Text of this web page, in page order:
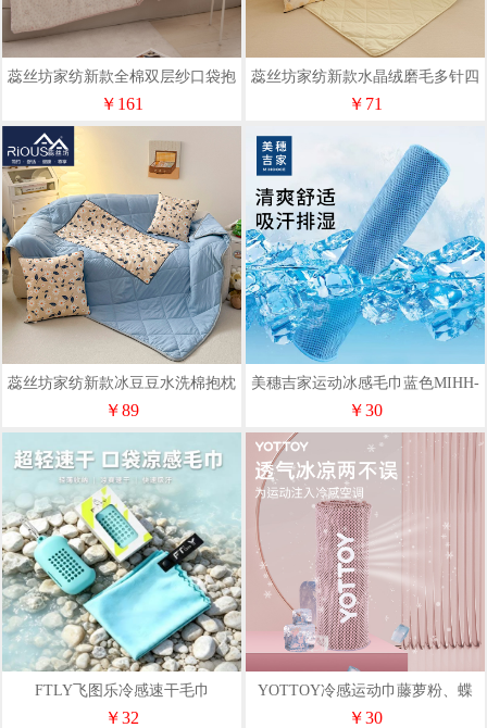
蕊丝坊家纺新款全棉双层纱口袋抱
枕被
￥161
蕊丝坊家纺新款水晶绒磨毛多针四
季款抱枕被
￥71
蕊丝坊家纺新款冰豆豆水洗棉抱枕
被
￥89
美穗吉家运动冰感毛巾蓝色MIHH-
2408096
￥30
FTLY飞图乐冷感速干毛巾
YDMJ01
￥32
YOTTOY冷感运动巾藤萝粉、蝶
翅蓝、芦苇灰
￥30